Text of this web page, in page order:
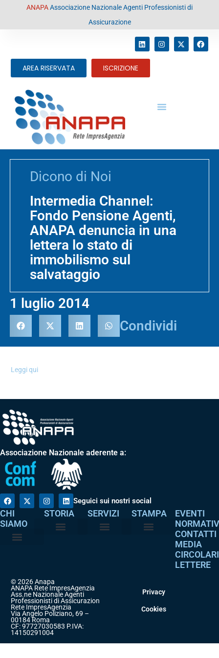
contenutoANAPAAssociazione Nazionale Agenti Professionisti di
Assicurazione
AREA RISERVATA ISCRIZIONE
Dicono di Noi
Intermedia Channel:
Fondo Pensione Agenti,
ANAPA denuncia in una
lettera lo stato di
immobilismo sul
salvataggio
1 luglio 2014
Condividi
Leggi qui
Associazione Nazionale aderente a:
Seguici sui nostri social
CHI
SIAMO
STORIA SERVIZI STAMPA
EVENTI
CONTATTI
MEDIA
CIRCOLARI
LETTERE
© 2026 Anapa
ANAPA Rete ImpresAgenzia
Ass.ne Nazionale Agenti
Professionisti di Assicurazione
Rete ImpresAgenzia
Via Angelo Poliziano, 69 –
00184 Roma
CF: 97727030583 P.IVA:
14150291004
Privacy
Cookies